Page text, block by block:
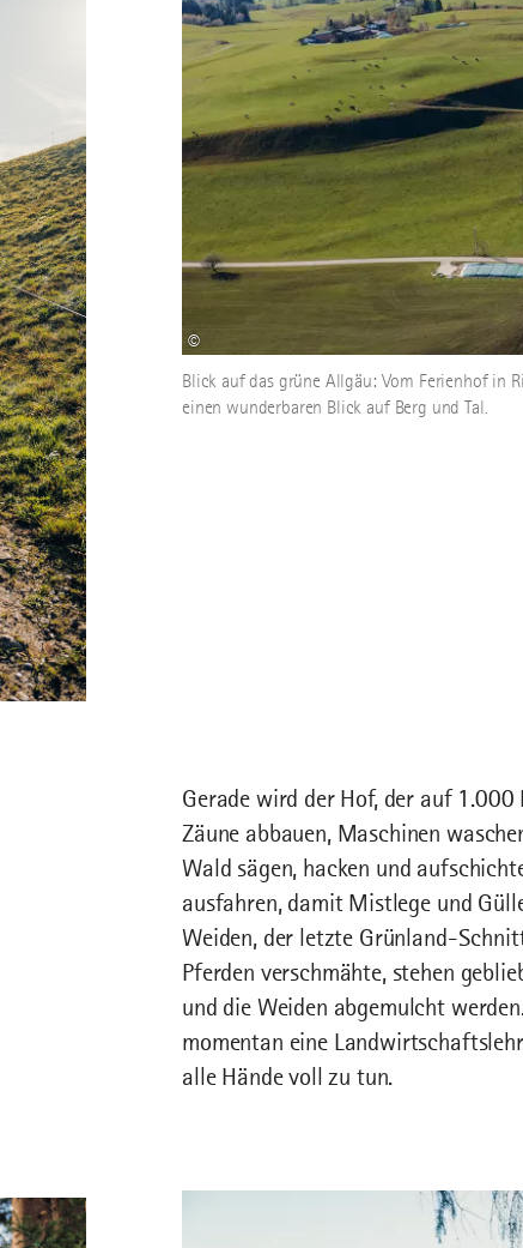
©
Blick auf das grüne Allgäu: Vom Ferienhof in
einen wunderbaren Blick auf Berg und Tal.
Gerade wird der Hof, der auf
Zäune abbauen, Maschinen
Wald sägen, hacken und
ausfahren, damit Mistlege und
Weiden, der letzte Grünland-
Pferden verschmähte, stehen
und die Weiden abgemulcht
momentan eine
alle Hände voll zu tun.